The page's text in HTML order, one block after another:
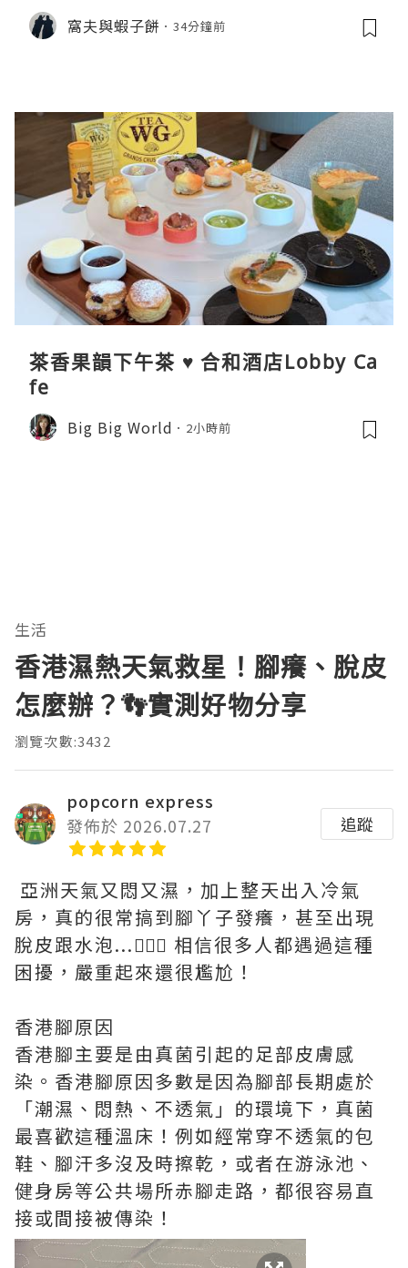
窩夫與蝦子餅 34分鐘前
茶香果韻下午茶 ♥ 合和酒店Lobby Ca
fe
Big Big World 2小時前
生活
香港濕熱天氣救星！腳癢、脫皮
怎麼辦？👣實測好物分享
瀏覽次數:3432
popcorn express
發佈於 2026.07.27
追蹤
亞洲天氣又悶又濕，加上整天出入冷氣
房，真的很常搞到腳丫子發癢，甚至出現
脫皮跟水泡...🤦🏻‍♀️ 相信很多人都遇過這種
困擾，嚴重起來還很尷尬！
香港腳原因
香港腳主要是由真菌引起的足部皮膚感
染。香港腳原因多數是因為腳部長期處於
「潮濕、悶熱、不透氣」的環境下，真菌
最喜歡這種溫床！例如經常穿不透氣的包
鞋、腳汗多沒及時擦乾，或者在游泳池、
健身房等公共場所赤腳走路，都很容易直
接或間接被傳染！